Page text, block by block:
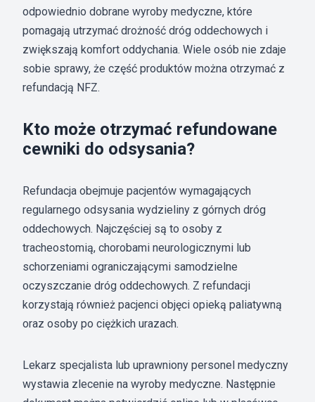
odpowiednio dobrane wyroby medyczne, które
pomagają utrzymać drożność dróg oddechowych i
zwiększają komfort oddychania. Wiele osób nie zdaje
sobie sprawy, że część produktów można otrzymać z
refundacją NFZ.
Kto może otrzymać refundowane
cewniki do odsysania?
Refundacja obejmuje pacjentów wymagających
regularnego odsysania wydzieliny z górnych dróg
oddechowych. Najczęściej są to osoby z
tracheostomią, chorobami neurologicznymi lub
schorzeniami ograniczającymi samodzielne
oczyszczanie dróg oddechowych. Z refundacji
korzystają również pacjenci objęci opieką paliatywną
oraz osoby po ciężkich urazach.
Lekarz specjalista lub uprawniony personel medyczny
wystawia zlecenie na wyroby medyczne. Następnie